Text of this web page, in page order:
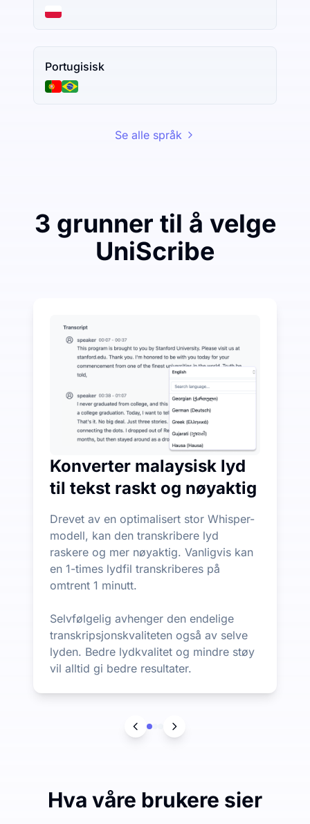
Portugisisk
Se alle språk
3 grunner til å velge
UniScribe
UniScribe tilbyr 120 minutter med gratis
Flere AI-funksjoner tilgjengelig utover lyd-til-tekst
Generer automatisk sammendrag, tankekart og
Konverter malaysisk lyd
til tekst raskt og nøyaktig
Drevet av en optimalisert stor Whisper-
modell, kan den transkribere lyd
raskere og mer nøyaktig. Vanligvis kan
en 1-times lydfil transkriberes på
omtrent 1 minutt.
Selvfølgelig avhenger den endelige
transkripsjonskvaliteten også av selve
lyden. Bedre lydkvalitet og mindre støy
vil alltid gi bedre resultater.
Hva våre brukere sier